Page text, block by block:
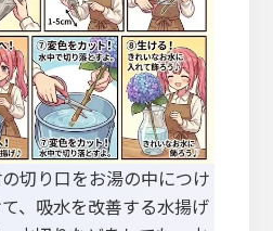
切り口をお湯の中につけ
、吸水を改善する水揚げ